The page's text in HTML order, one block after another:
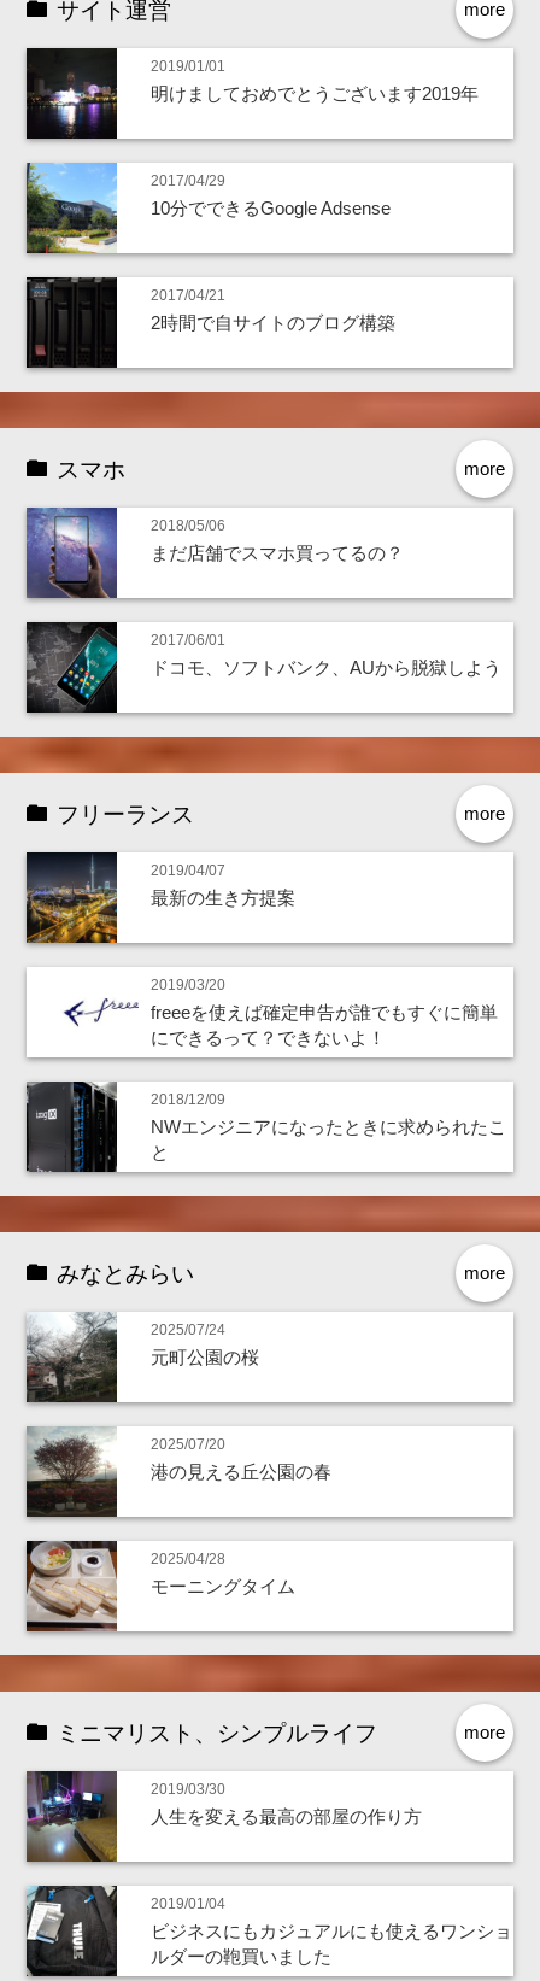
more
サイト運営
2019/01/01
明けましておめでとうございます2019年
2017/04/29
10分でできるGoogle Adsense
2017/04/21
2時間で自サイトのブログ構築
more
スマホ
2018/05/06
まだ店舗でスマホ買ってるの？
2017/06/01
ドコモ、ソフトバンク、AUから脱獄しよう
more
フリーランス
2019/04/07
最新の生き方提案
2019/03/20
freeeを使えば確定申告が誰でもすぐに簡単
にできるって？できないよ！
2018/12/09
NWエンジニアになったときに求められたこ
と
more
みなとみらい
2025/07/24
元町公園の桜
2025/07/20
港の見える丘公園の春
2025/04/28
モーニングタイム
more
ミニマリスト、シンプルライフ
2019/03/30
人生を変える最高の部屋の作り方
2019/01/04
ビジネスにもカジュアルにも使えるワンショ
ルダーの鞄買いました